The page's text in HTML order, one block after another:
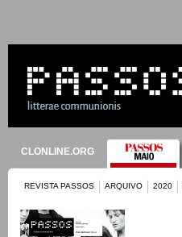
CLONLINE.ORG
REVISTA PASSOS ARQUIVO 2020